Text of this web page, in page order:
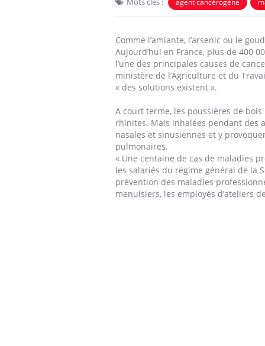
Comme l’amiante, l’arsenic ou le
Aujourd’hui en France, plus de 400
l’une des principales causes de
ministère de l’Agriculture et du
« des solutions existent ».
A court terme, les poussières de
rhinites. Mais inhalées pendant des
nasales et sinusiennes et y
pulmonaires.
« Une centaine de cas de maladies
les salariés du régime général de la
prévention des maladies
menuisiers, les employés d’ateliers